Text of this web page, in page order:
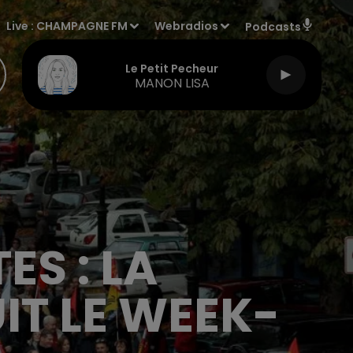
Live :CHAMPAGNE FM Webradios Podcasts
Le Petit Pecheur
MANON LISA
: LA
LE WEEK-